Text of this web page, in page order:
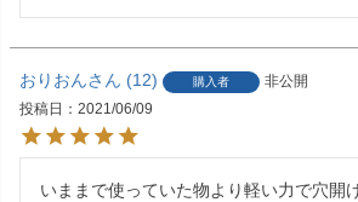
おりおん 12 購入者
非公開
投稿日
2021/06/09
いままで使っていた物より軽い力で穴開